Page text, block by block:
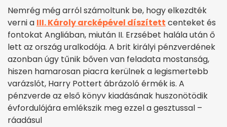
Nemrég még arról számoltunk be, hogy elkezdték
verni a III. Károly arcképével díszített centeket és
fontokat Angliában, miután II. Erzsébet halála után ő
lett az ország uralkodója. A brit királyi pénzverdének
azonban úgy tűnik bőven van feladata mostanság,
hiszen hamarosan piacra kerülnek a legismertebb
varázslót, Harry Pottert ábrázoló érmék is. A
pénzverde az első könyv kiadásának huszonötödik
évfordulójára emlékszik meg ezzel a gesztussal –
ráadásul